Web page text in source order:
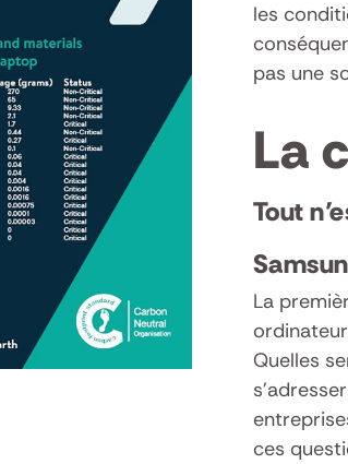
les
pas une
La
Tout
La
Quelles
ces